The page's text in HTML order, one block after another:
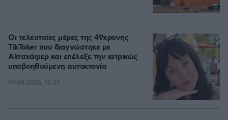
Οι τελευταίες μέρες της 49χρονης
TikToker που διαγνώστηκε με
Αλτσχάιμερ και επέλεξε την ιατρικώς
υποβοηθούμενη αυτοκτονία
09.08.2026, 12:07